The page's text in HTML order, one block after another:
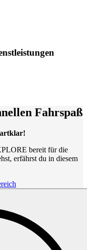
Fahrspaß
bereit für die
erfährst du in diesem